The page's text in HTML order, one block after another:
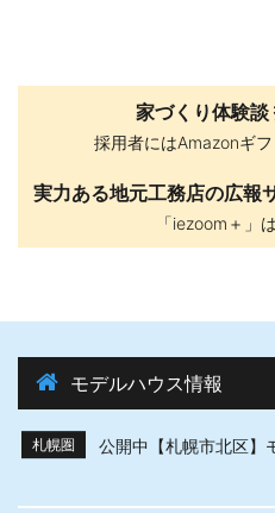
家づくり体験談
採用者にはAmazonギ
実力ある地元工務店の広報
「iezoom＋」
モデルハウス情報
札幌圏 公開中【札幌市北区】